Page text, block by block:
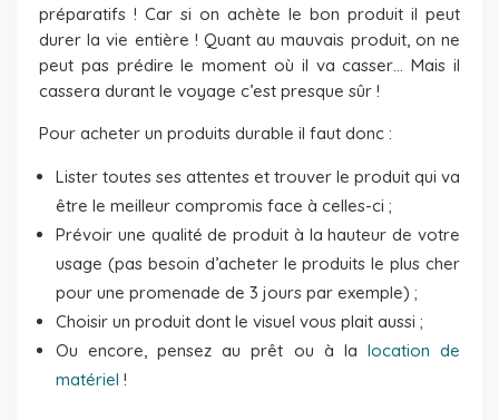
préparatifs ! Car si on achète le bon produit il peut
durer la vie entière ! Quant au mauvais produit, on ne
peut pas prédire le moment où il va casser… Mais il
cassera durant le voyage c’est presque sûr !
Pour acheter un produits durable il faut donc :
Lister toutes ses attentes et trouver le produit qui va
être le meilleur compromis face à celles-ci ;
Prévoir une qualité de produit à la hauteur de votre
usage (pas besoin d’acheter le produits le plus cher
pour une promenade de 3 jours par exemple) ;
Choisir un produit dont le visuel vous plait aussi ;
Ou encore, pensez au prêt ou à la location de
matériel !